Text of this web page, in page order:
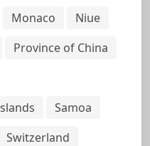
Monaco
Niue
Province of China
Samoa
Switzerland